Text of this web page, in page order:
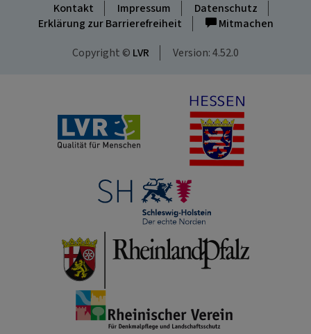
Kontakt Impressum
Datenschutz
Erklärung zur Barrierefreiheit
Mitmachen
Copyright © LVR Version: 4.52.0